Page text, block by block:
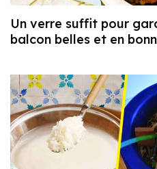
Un verre suffit pour
balcon belles et en